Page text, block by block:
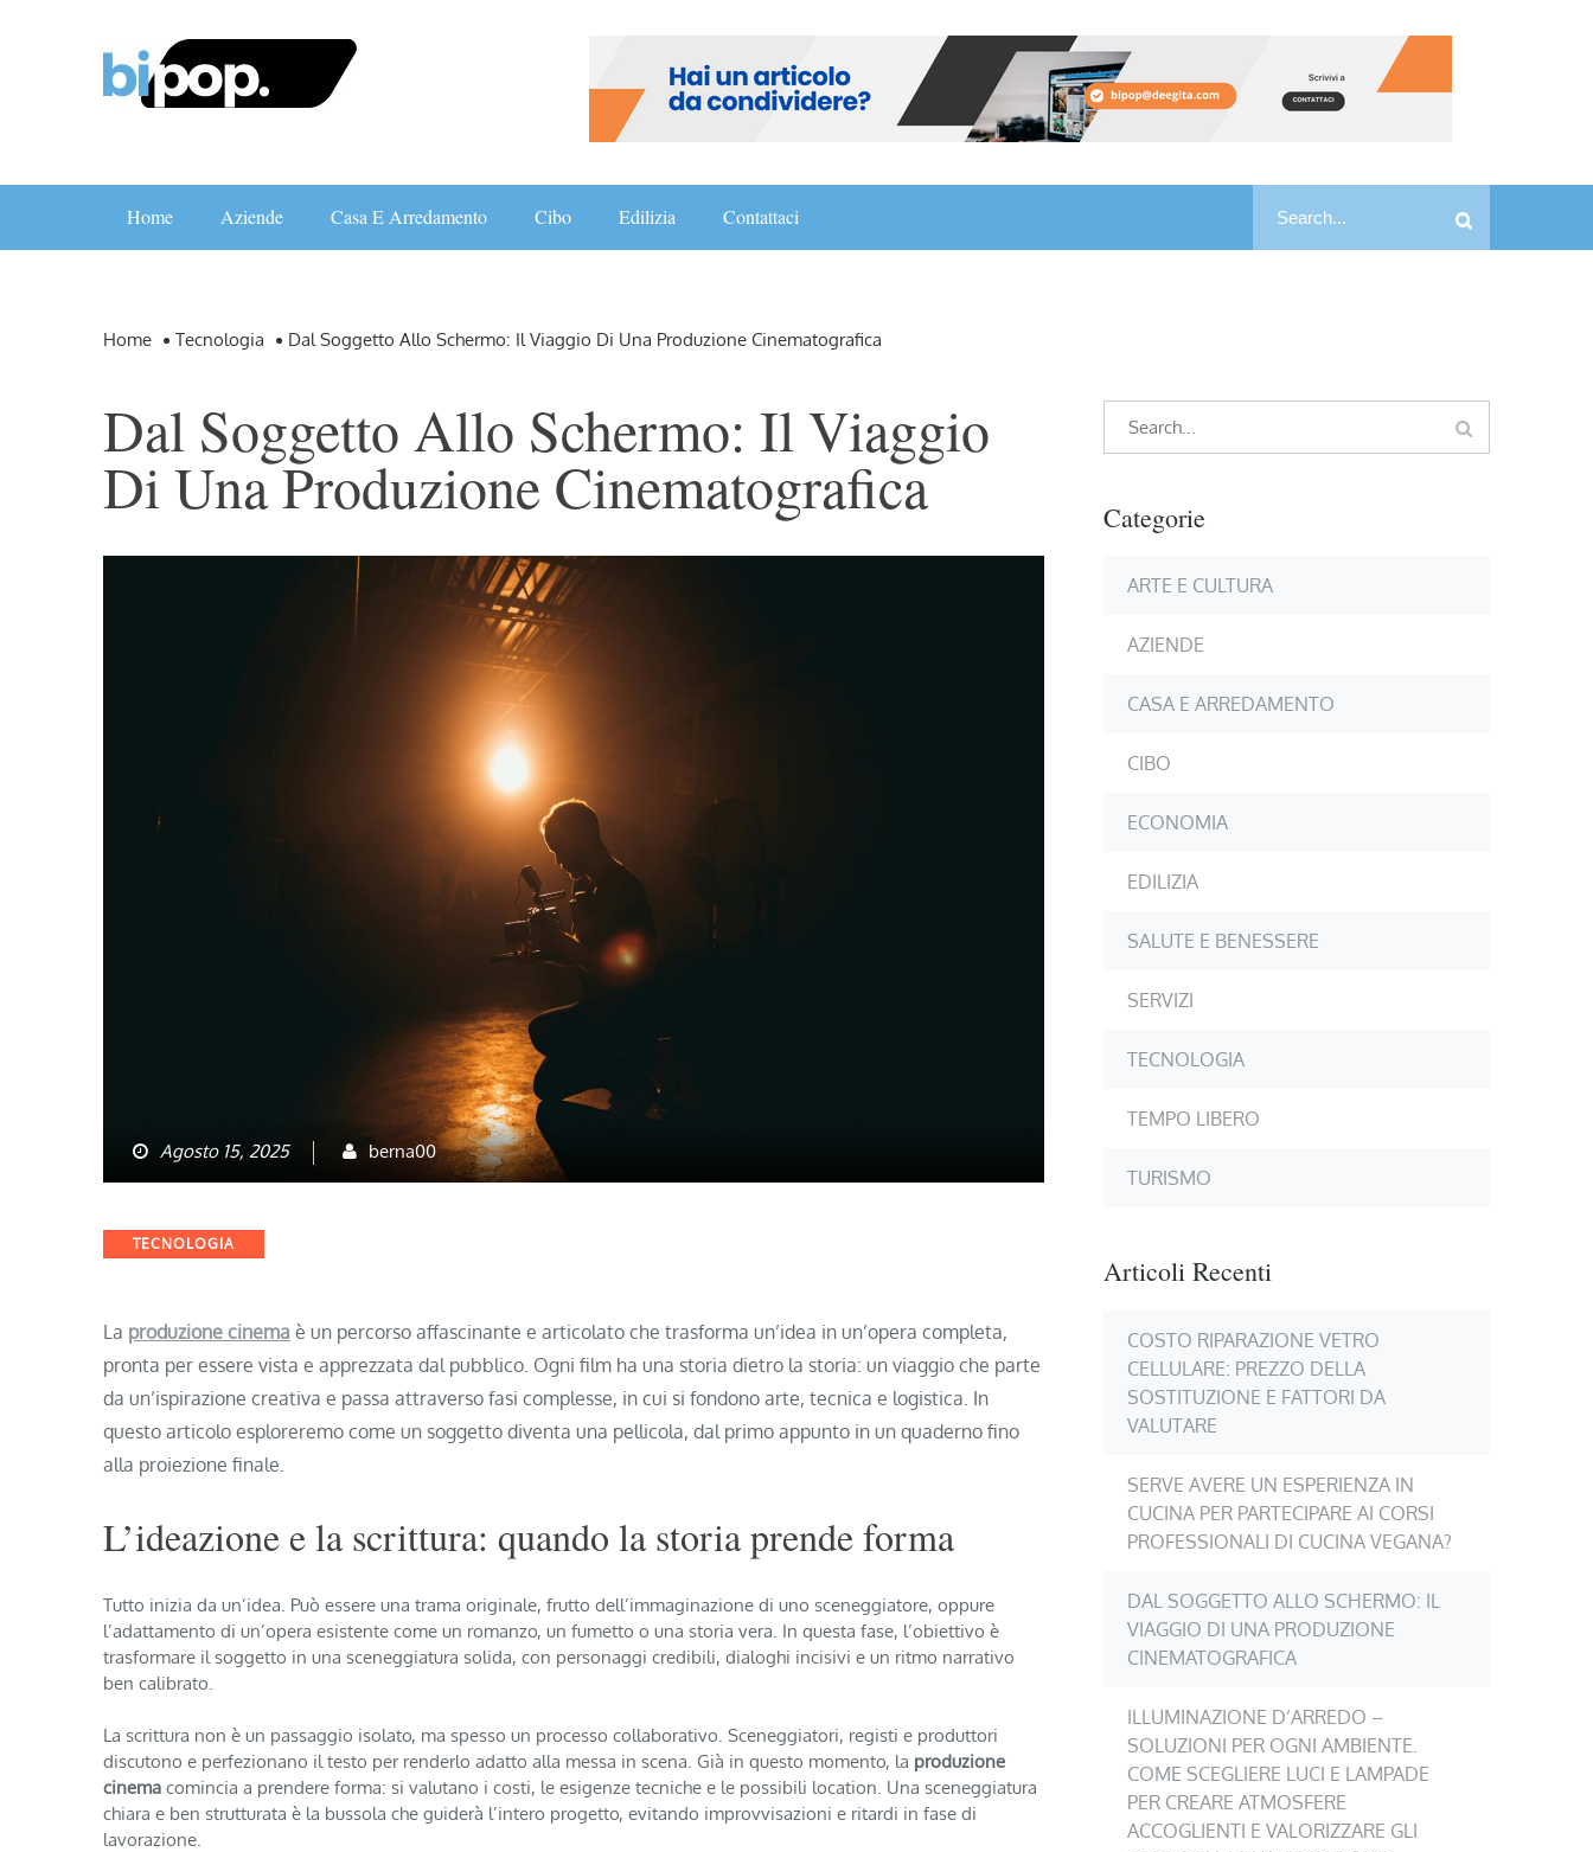
Home Aziende Casa E Arredamento Cibo Edilizia Contattaci
for:
Search
Home Tecnologia Dal Soggetto Allo Schermo: Il Viaggio Di Una Produzione Cinematografica
Dal Soggetto Allo Schermo: Il Viaggio
Di Una Produzione Cinematografica
Agosto 15, 2025 berna00
Categories
TECNOLOGIA
La produzione cinema è un percorso affascinante e articolato che trasforma un’idea in un’opera completa,
pronta per essere vista e apprezzata dal pubblico. Ogni film ha una storia dietro la storia: un viaggio che parte
da un’ispirazione creativa e passa attraverso fasi complesse, in cui si fondono arte, tecnica e logistica. In
questo articolo esploreremo come un soggetto diventa una pellicola, dal primo appunto in un quaderno fino
alla proiezione finale.
L’ideazione e la scrittura: quando la storia prende forma
Tutto inizia da un’idea. Può essere una trama originale, frutto dell’immaginazione di uno sceneggiatore, oppure
l’adattamento di un’opera esistente come un romanzo, un fumetto o una storia vera. In questa fase, l’obiettivo è
trasformare il soggetto in una sceneggiatura solida, con personaggi credibili, dialoghi incisivi e un ritmo narrativo
ben calibrato.
La scrittura non è un passaggio isolato, ma spesso un processo collaborativo. Sceneggiatori, registi e produttori
discutono e perfezionano il testo per renderlo adatto alla messa in scena. Già in questo momento, la produzione
cinema comincia a prendere forma: si valutano i costi, le esigenze tecniche e le possibili location. Una sceneggiatura
chiara e ben strutturata è la bussola che guiderà l’intero progetto, evitando improvvisazioni e ritardi in fase di
lavorazione.
Search
Categorie
ARTE E CULTURA
AZIENDE
CASA E ARREDAMENTO
CIBO
ECONOMIA
EDILIZIA
SALUTE E BENESSERE
SERVIZI
TECNOLOGIA
TEMPO LIBERO
TURISMO
Articoli Recenti
COSTO RIPARAZIONE VETRO
CELLULARE: PREZZO DELLA
SOSTITUZIONE E FATTORI DA
VALUTARE
SERVE AVERE UN ESPERIENZA IN
CUCINA PER PARTECIPARE AI CORSI
PROFESSIONALI DI CUCINA VEGANA?
DAL SOGGETTO ALLO SCHERMO: IL
VIAGGIO DI UNA PRODUZIONE
CINEMATOGRAFICA
ILLUMINAZIONE D’ARREDO –
SOLUZIONI PER OGNI AMBIENTE.
COME SCEGLIERE LUCI E LAMPADE
PER CREARE ATMOSFERE
ACCOGLIENTI E VALORIZZARE GLI